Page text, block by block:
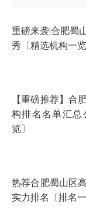
重磅来袭|合肥蜀
秀〔精选机构一览
【重磅推荐】合
构排名名单汇总
览〕
热荐合肥蜀山区
实力排名〔排名一